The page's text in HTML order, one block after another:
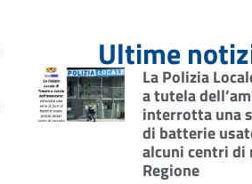
Ultime
La Polizia
a tutela
interrotta una
di batterie
alcuni centri di
Regione